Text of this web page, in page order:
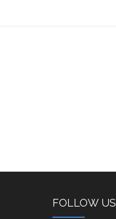
FOLLOW US